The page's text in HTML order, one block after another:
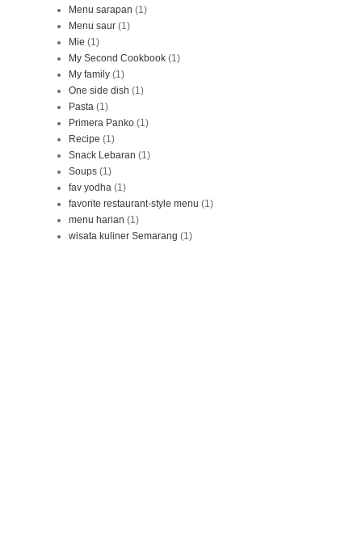
Menu sarapan (1)
Menu saur (1)
Mie (1)
My Second Cookbook (1)
My family (1)
One side dish (1)
Pasta (1)
Primera Panko (1)
Recipe (1)
Snack Lebaran (1)
Soups (1)
fav yodha (1)
favorite restaurant-style menu (1)
menu harian (1)
wisata kuliner Semarang (1)